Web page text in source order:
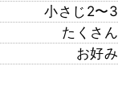
小さじ2〜3
たくさん
お好み